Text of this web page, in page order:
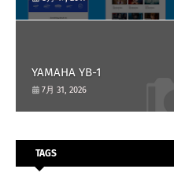
YAMAHA YB-1
7月 31, 2026
TAGS